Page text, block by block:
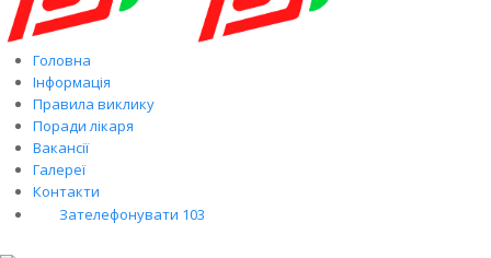
Головна
Інформація
Правила виклику
Поради лікаря
Вакансії
Галереї
Контакти
Зателефонувати 103